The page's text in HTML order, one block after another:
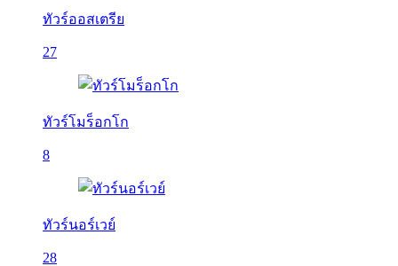
ทัวร์ออสเตรีย
27
ทัวร์โมร็อกโก
8
ทัวร์นอร์เวย์
28